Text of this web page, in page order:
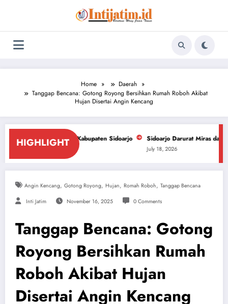
Home
Daerah
Tanggap Bencana: Gotong Royong Bersihkan Rumah Roboh Akibat
Hujan Disertai Angin Kencang
HIGHLIGHT
Kabupaten Sidoarjo Sidoarjo Darurat Miras dan Narkoba, ForPiS
Angin Kencang, Gotong Royong, Hujan, Romah Roboh, Tanggap Bencana
Inti Jatim November 16, 2025 0 Comments
Tanggap Bencana: Gotong
Royong Bersihkan Rumah
Roboh Akibat Hujan
Disertai Angin Kencang